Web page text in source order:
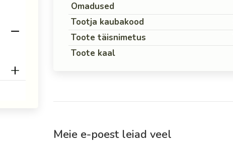
Omadused
Tootja kaubakood
Toote täisnimetus
Toote kaal
Meie e-poest leiad veel